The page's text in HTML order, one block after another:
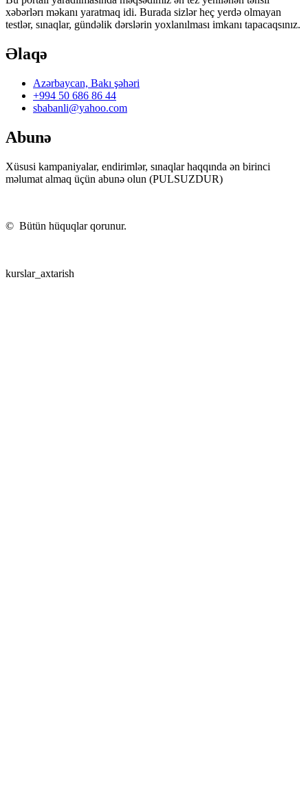
xəbərlərı məkanı yaratmaq idi. Burada sizlər heç yerdə olmayan
testlər, sınaqlar, gündəlik dərslərin yoxlanılması imkanı tapacaqsınız.
Əlaqə
Azərbaycan, Bakı şəhəri
+994 50 686 86 44
sbabanli@yahoo.com
Abunə
Xüsusi kampaniyalar, endirimlər, sınaqlar haqqında ən birinci
məlumat almaq üçün abunə olun (PULSUZDUR)
© Bütün hüquqlar qorunur.
kurslar_axtarish